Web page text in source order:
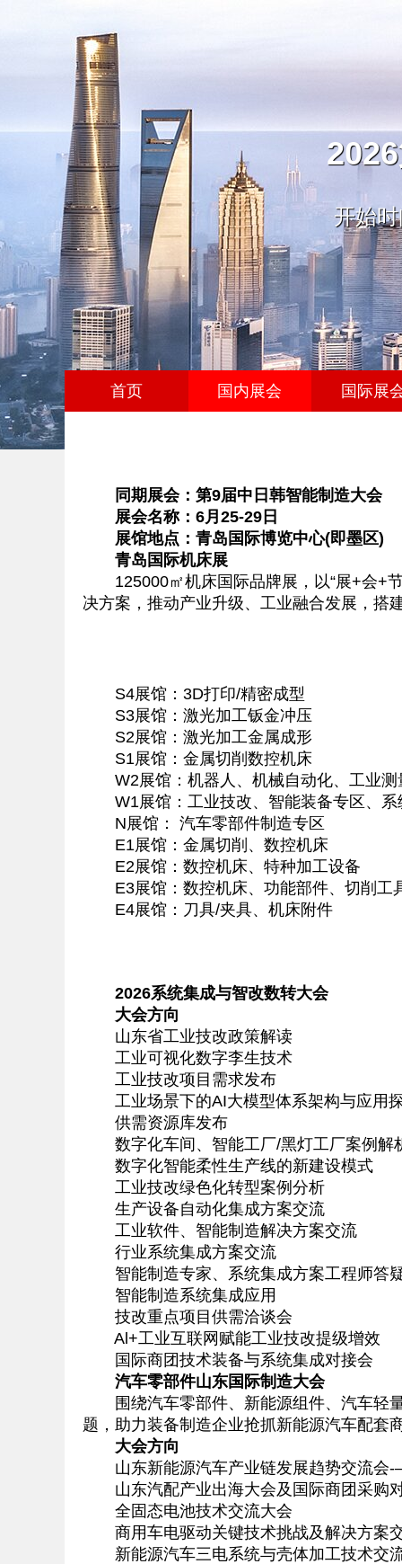
开始
首页 国内展会 国际展
同期展会：第9届中日韩智能制造大会
展会名称：6月25-29日
展馆地点：青岛国际博览中心(即墨区)
青岛国际机床展
125000㎡机床国际品牌展，以“展+会+节
决方案，推动产业升级、工业融合发展，搭
S4展馆：3D打印/精密成型
S3展馆：激光加工钣金冲压
S2展馆：激光加工金属成形
S1展馆：金属切削数控机床
W2展馆：机器人、机械自动化、工业测
W1展馆：工业技改、智能装备专区、系
N展馆： 汽车零部件制造专区
E1展馆：金属切削、数控机床
E2展馆：数控机床、特种加工设备
E3展馆：数控机床、功能部件、切削工
E4展馆：刀具/夹具、机床附件
2026系统集成与智改数转大会
大会方向
山东省工业技改政策解读
工业可视化数字李生技术
工业技改项目需求发布
工业场景下的AI大模型体系架构与应用
供需资源库发布
数字化车间、智能工厂/黑灯工厂案例解
数字化智能柔性生产线的新建设模式
工业技改绿色化转型案例分析
生产设备自动化集成方案交流
工业软件、智能制造解决方案交流
行业系统集成方案交流
智能制造专家、系统集成方案工程师答
智能制造系统集成应用
技改重点项目供需洽谈会
Al+工业互联网赋能工业技改提级增效
国际商团技术装备与系统集成对接会
汽车零部件山东国际制造大会
围绕汽车零部件、新能源组件、汽车轻量
题，助力装备制造企业抢抓新能源汽车配套
大会方向
山东新能源汽车产业链发展趋势交流会-
山东汽配产业出海大会及国际商团采购
全固态电池技术交流大会
商用车电驱动关键技术挑战及解决方案
新能源汽车三电系统与壳体加工技术交